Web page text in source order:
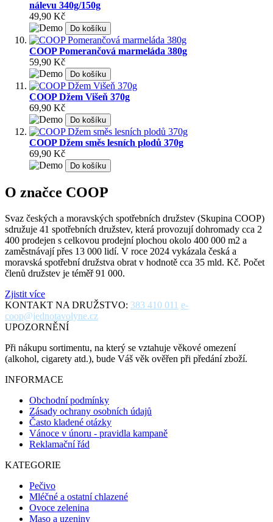
nálevu 340g/150g
49,90 Kč
Do košíku
COOP Pomerančová marmeláda 380g
59,90 Kč
Do košíku
COOP Džem Višeň 370g
69,90 Kč
Do košíku
COOP Džem směs lesních plodů 370g
69,90 Kč
Do košíku
O značce COOP
Svaz českých a moravských spotřebních družstev (Skupina COOP)
sdružuje 41 spotřebních družstev, která provozují dohromady cca 2
400 prodejen s celkovou prodejní plochou okolo 400 000 m2 a
zaměstnávají přes 13 000 lidí. V roce 2024 vykázala česká a
moravská spotřební družstva obrat v hodnotě cca 35 mld. Kč. Počet
členů družstev je téměř 91 000.
Zjistit více
KONTAKT NA DRUŽSTVO: 383 410 011 e-
coop@jednotavolyne.cz
UPOZORNĚNÍ
Při nákupu sortimentu, na který se vztahuje věkové omezení
(alkohol, cigarety atd.), bude Váš věk ověřen při předání zboží.
INFORMACE
Obchodní podmínky
Zásady ochrany osobních údajů
Často kladené otázky
Vánoce v únoru - pravidla kampaně
Reklamační řád
KATEGORIE
Pečivo
Mléčné a ostatní chlazené
Ovoce zelenina
Maso a uzeniny